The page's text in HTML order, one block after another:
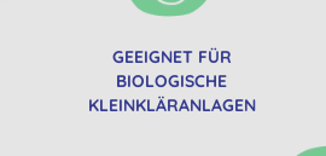
GEEIGNET FÜR
BIOLOGISCHE
KLEINKLÄRANLAGEN